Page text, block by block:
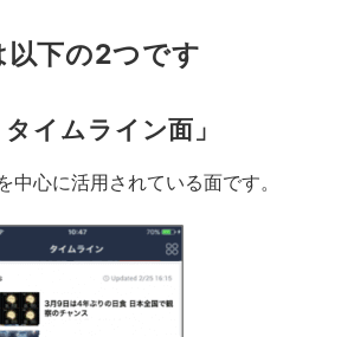
下の2つです
タイムライン面」
中心に活用されている面です。